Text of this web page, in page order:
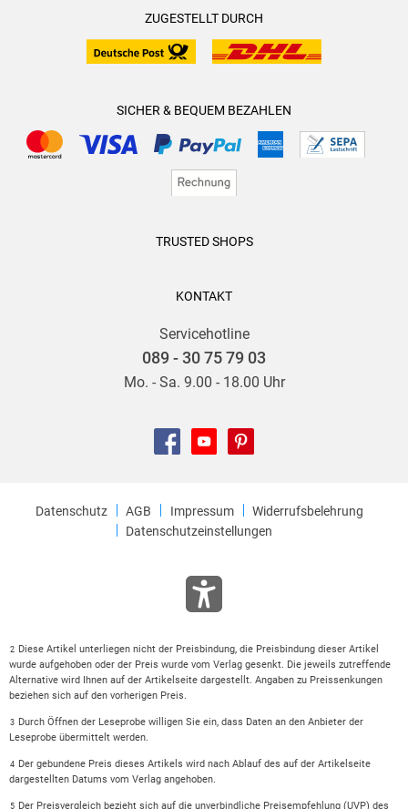
ZUGESTELLT DURCH
SICHER & BEQUEM BEZAHLEN
TRUSTED SHOPS
KONTAKT
Servicehotline
089 - 30 75 79 03
Mo. - Sa. 9.00 - 18.00 Uhr
Datenschutz AGB Impressum
Widerrufsbelehrung
Datenschutzeinstellungen
2
Diese Artikel unterliegen nicht der Preisbindung, die Preisbindung dieser Artikel
wurde aufgehoben oder der Preis wurde vom Verlag gesenkt. Die jeweils zutreffende
Alternative wird Ihnen auf der Artikelseite dargestellt. Angaben zu Preissenkungen
beziehen sich auf den vorherigen Preis.
3
Durch Öffnen der Leseprobe willigen Sie ein, dass Daten an den Anbieter der
Leseprobe übermittelt werden.
4
Der gebundene Preis dieses Artikels wird nach Ablauf des auf der Artikelseite
dargestellten Datums vom Verlag angehoben.
5 Der Preisvergleich bezieht sich auf die unverbindliche Preisempfehlung (UVP) des